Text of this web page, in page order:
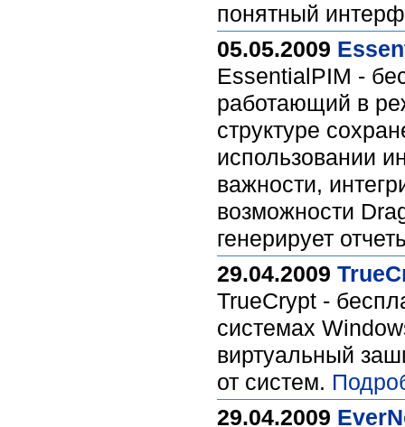
понятный
05.05.2009
EssentialPIM -
работающий в
структуре
использовании
важности,
возможности
генерирует
29.04.2009
TrueCrypt -
системах
виртуальный
от систем.
29.04.2009